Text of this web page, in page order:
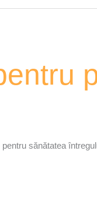
sănătatea